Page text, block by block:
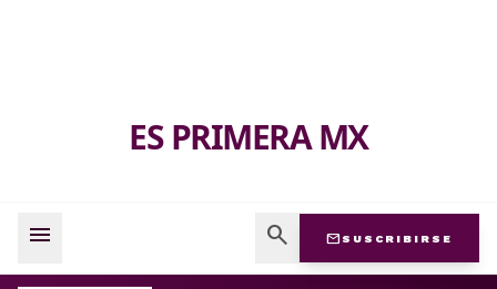
ES PRIMERA MX
menu search mail SUSCRIBIRSE